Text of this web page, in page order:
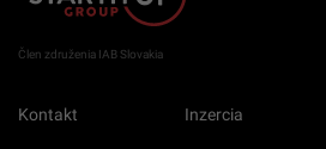
Člen združenia IAB Slovakia
Kontakt Inzercia